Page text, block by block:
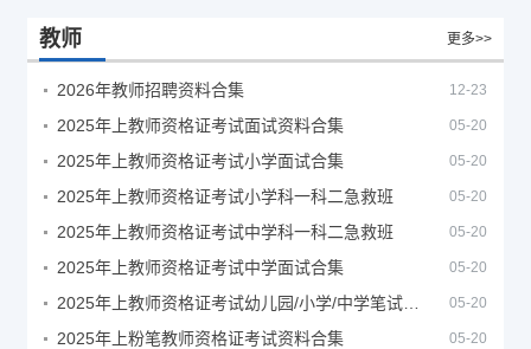
教师 更多>>
2026年教师招聘资料合集 12-23
2025年上教师资格证考试面试资料合集 05-20
2025年上教师资格证考试小学面试合集 05-20
2025年上教师资格证考试小学科一科二急救班 05-20
2025年上教师资格证考试中学科一科二急救班 05-20
2025年上教师资格证考试中学面试合集 05-20
05-20
2025年上粉笔教师资格证考试资料合集 05-20